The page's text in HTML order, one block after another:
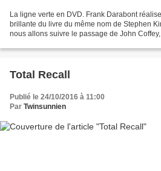
La ligne verte en DVD. Frank Darabont
brillante du livre du même nom de Stephen
nous allons suivre le passage de John
Total Recall
Publié le 24/10/2016 à 11:00
Par Twinsunnien